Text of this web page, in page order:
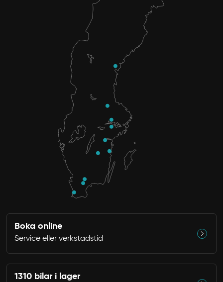
Boka online
Service eller verkstadstid
1310 bilar i lager